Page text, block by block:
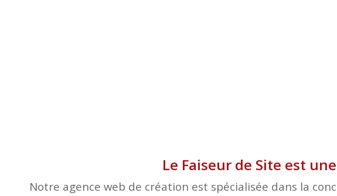
Le Faiseur de Site est
Notre agence web de création est spécialisée dans la